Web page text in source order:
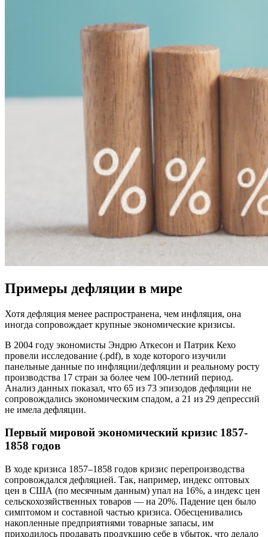
Примеры дефляции в мире
Хотя дефляция менее распространена, чем инфляция, она
иногда сопровождает крупные экономические кризисы.
В 2004 году экономисты Эндрю Аткесон и Патрик Кехо
провели исследование (.pdf), в ходе которого изучили
панельные данные по инфляции/дефляции и реальному росту
производства 17 стран за более чем 100-летний период.
Анализ данных показал, что 65 из 73 эпизодов дефляции не
сопровождались экономическим спадом, а 21 из 29 депрессий
не имела дефляции.
Первый мировой экономический кризис 1857-
1858 годов
В ходе кризиса 1857–1858 годов кризис перепроизводства
сопровождался дефляцией. Так, например, индекс оптовых
цен в США (по месячным данным) упал на 16%, а индекс цен
сельскохозяйственных товаров — на 20%. Падение цен было
симптомом и составной частью кризиса. Обесценивались
накопленные предприятиями товарные запасы, им
приходилось продавать продукцию себе в убыток, что делало